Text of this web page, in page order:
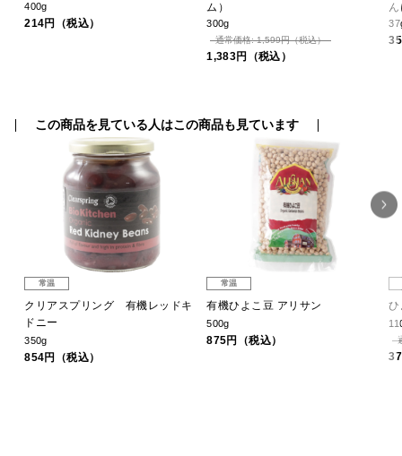
400g
214円（税込）
ム）
300g
通常価格: 1,599円（税込）
1,383円（税込）
この商品を見ている人はこの商品も見ています
常温
クリアスプリング 有機レッドキ
ドニー
350g
854円（税込）
常温
有機ひよこ豆 アリサン
500g
875円（税込）